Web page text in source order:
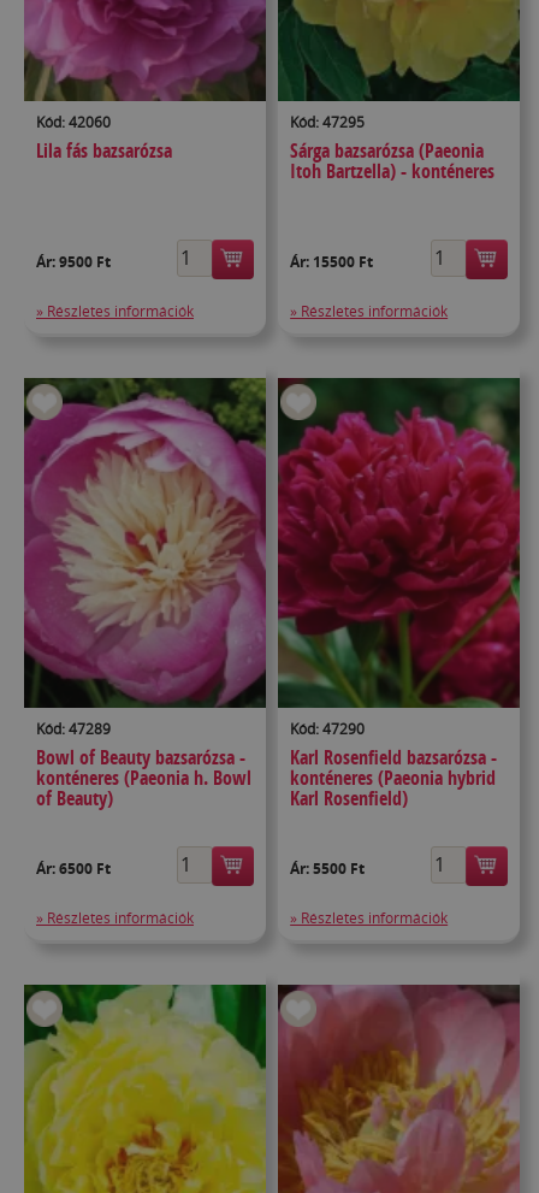
Kód: 42060
Lila fás bazsarózsa
Ár:9500 Ft
» Részletes információk
Kód: 47295
Sárga bazsarózsa (Paeonia
Itoh Bartzella) - konténeres
Ár: 15500 Ft
» Részletes információk
Kód: 47289
Bowl of Beauty bazsarózsa -
konténeres (Paeonia h. Bowl
of Beauty)
Ár:6500 Ft
» Részletes információk
Kód: 47290
Karl Rosenfield bazsarózsa -
konténeres (Paeonia hybrid
Karl Rosenfield)
Ár:5500 Ft
» Részletes információk